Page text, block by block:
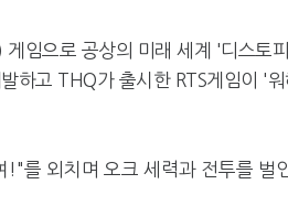
임으로 공상의 미래 세계 '디스토
하고 THQ가 출시한 RTS게임이 '
를 외치며 오크 세력과 전투를 벌